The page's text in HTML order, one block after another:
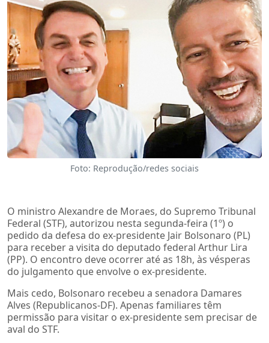
Foto: Reprodução/redes sociais
O ministro Alexandre de Moraes, do Supremo Tribunal
Federal (STF), autorizou nesta segunda-feira (1º) o
pedido da defesa do ex-presidente Jair Bolsonaro (PL)
para receber a visita do deputado federal Arthur Lira
(PP). O encontro deve ocorrer até as 18h, às vésperas
do julgamento que envolve o ex-presidente.
Mais cedo, Bolsonaro recebeu a senadora Damares
Alves (Republicanos-DF). Apenas familiares têm
permissão para visitar o ex-presidente sem precisar de
aval do STF.